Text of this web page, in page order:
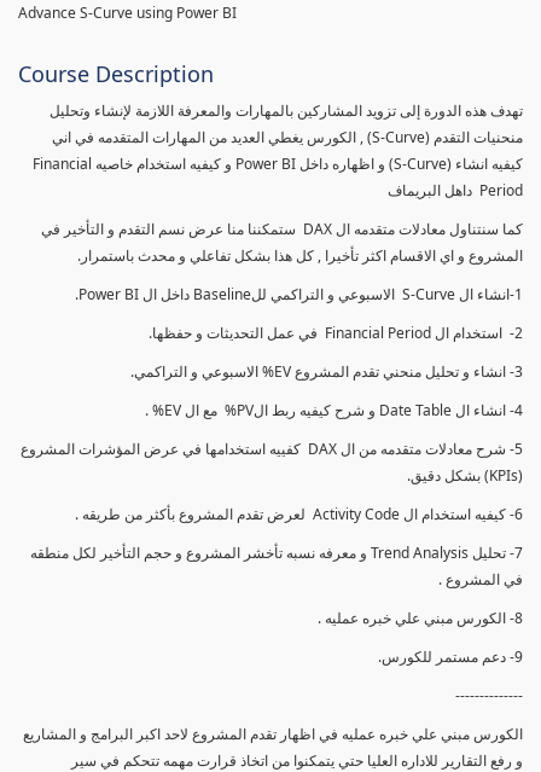
Advance S-Curve using Power BI
Course Description
تهدف هذه الدورة إلى تزويد المشاركين بالمهارات والمعرفة اللازمة لإنشاء وتحليل
منحنيات التقدم (S-Curve) , الكورس يغطي العديد من المهارات المتقدمه في اني
كيفيه انشاء (S-Curve) و اظهاره داخل Power BI و كيفيه استخدام خاصيه Financial
Period داهل البريماف
كما سنتناول معادلات متقدمه ال DAX ستمكننا منا عرض نسم التقدم و التأخير في
المشروع و اي الاقسام اكثر تأخيرا , كل هذا بشكل تفاعلي و محدث باستمرار.
1-انشاء ال S-Curve الاسبوعي و التراكمي للBaseline داخل ال Power BI.
2- استخدام ال Financial Period في عمل التحديثات و حفظها.
3- انشاء و تحليل منحني تقدم المشروع EV% الاسبوعي و التراكمي.
4- انشاء ال Date Table و شرح كيفيه ربط الPV% مع ال EV% .
5- شرح معادلات متقدمه من ال DAX كفييه استخدامها في عرض المؤشرات المشروع
(KPIs) بشكل دقيق.
6- كيفيه استخدام ال Activity Code لعرض تقدم المشروع بأكثر من طريقه .
7- تحليل Trend Analysis و معرفه نسبه تأخشر المشروع و حجم التأخير لكل منطقه
في المشروع .
8- الكورس مبني علي خبره عمليه .
9- دعم مستمر للكورس.
--------------
الكورس مبني علي خبره عمليه في اظهار تقدم المشروع لاحد اكبر البرامج و المشاريع
و رفع التقارير للاداره العليا حتي يتمكنوا من اتخاذ قرارت مهمه تتحكم في سير